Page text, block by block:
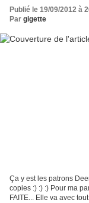
Publié le 19/09/2012 à
Par gigette
Ça y est les patrons
copies :) :) :) Pour ma
FAITE... Elle va avec